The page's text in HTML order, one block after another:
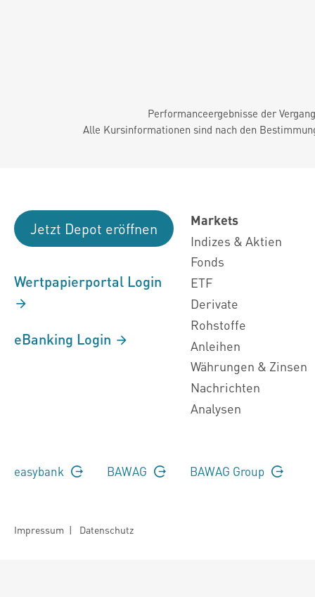
Performanceergebnisse der
Alle Kursinformationen sind nach den
Jetzt Depot eröffnen
Wertpapierportal Login
eBanking Login
Markets
Indizes & Aktien
Fonds
ETF
Derivate
Rohstoffe
Anleihen
Währungen & Zinsen
Nachrichten
Analysen
easybank BAWAG BAWAG Group
Impressum | Datenschutz